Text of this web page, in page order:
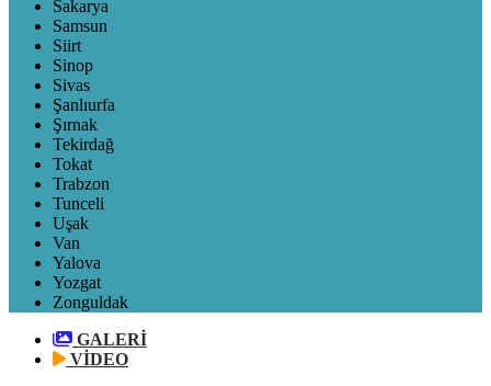
Sakarya
Samsun
Siirt
Sinop
Sivas
Şanlıurfa
Şırnak
Tekirdağ
Tokat
Trabzon
Tunceli
Uşak
Van
Yalova
Yozgat
Zonguldak
GALERİ
VİDEO